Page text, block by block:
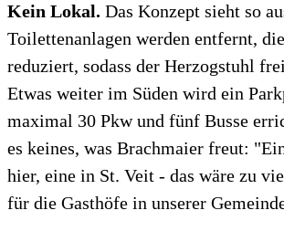
Kein Lokal. Das Konzept sieht so
Toilettenanlagen werden entfernt,
reduziert, sodass der Herzogstuhl
Etwas weiter im Süden wird ein
maximal 30 Pkw und fünf Busse
es keines, was Brachmaier freut:
hier, eine in St. Veit - das wäre zu
für die Gasthöfe in unserer